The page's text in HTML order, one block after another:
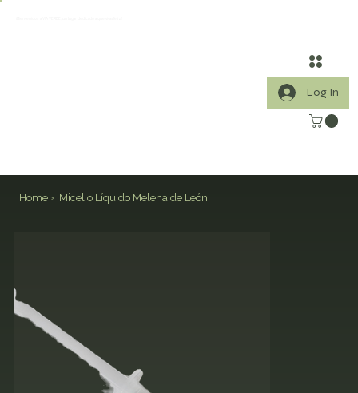
Log In
Home > Micelio Líquido Melena de León